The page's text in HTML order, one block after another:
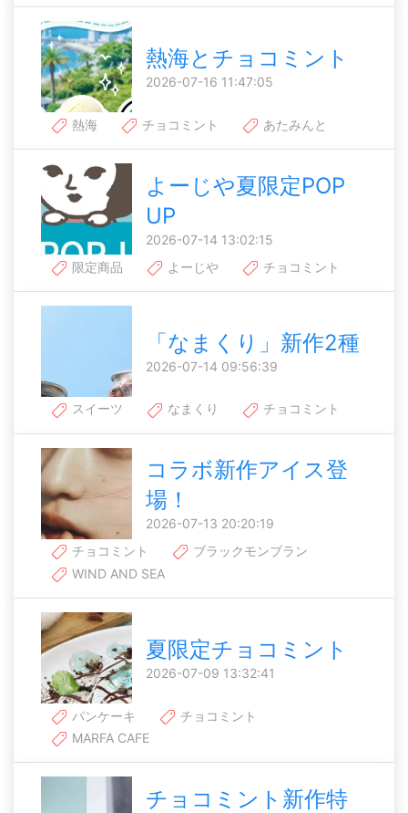
熱海とチョコミント
2026-07-16 11:47:05
熱海 チョコミント あたみんと
よーじや夏限定POP
UP
2026-07-14 13:02:15
限定商品
よーじや チョコミント
「なまくり」新作2種
2026-07-14 09:56:39
スイーツ なまくり チョコミント
コラボ新作アイス登
場！
2026-07-13 20:20:19
チョコミント
ブラックモンブラン
WIND AND SEA
夏限定チョコミント
2026-07-09 13:32:41
パンケーキ
チョコミント
MARFA CAFE
チョコミント新作特